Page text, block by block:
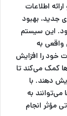
اطلاعات
جدید، بهبود
این سیستم
به
خود را افزایش
کمک می‌کند تا
دهند. با
می‌توانند به
مؤثر انجام